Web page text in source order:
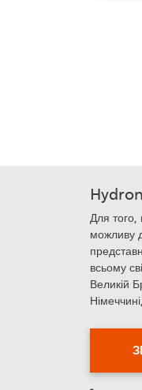
Для
можливу
всьому
Великій